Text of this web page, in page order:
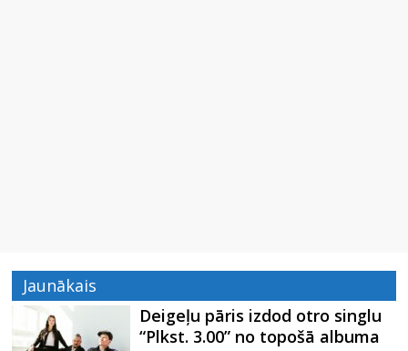
Jaunākais
Deigeļu pāris izdod otro singlu
“Plkst. 3.00” no topošā albuma